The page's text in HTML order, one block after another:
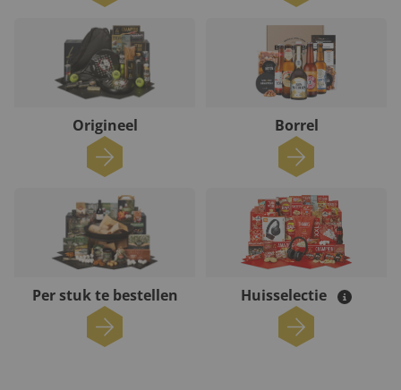
Origineel Borrel
Per stuk te bestellen Huisselectie